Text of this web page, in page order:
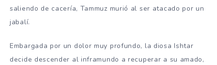
saliendo de cacería, Tammuz murió al ser atacado por un
jabalí.
Embargada por un dolor muy profundo, la diosa Ishtar
decide descender al inframundo a recuperar a su amado,